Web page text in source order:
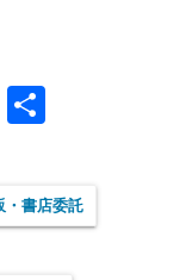
・書店委託